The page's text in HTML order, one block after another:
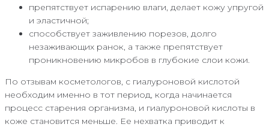
препятствует испарению влаги, делает кожу упругой
и эластичной;
способствует заживлению порезов, долго
незаживающих ранок, а также препятствует
проникновению микробов в глубокие слои кожи.
По отзывам косметологов, с гиалуроновой кислотой
необходим именно в тот период, когда начинается
процесс старения организма, и гиалуроновой кислоты в
коже становится меньше. Ее нехватка приводит к